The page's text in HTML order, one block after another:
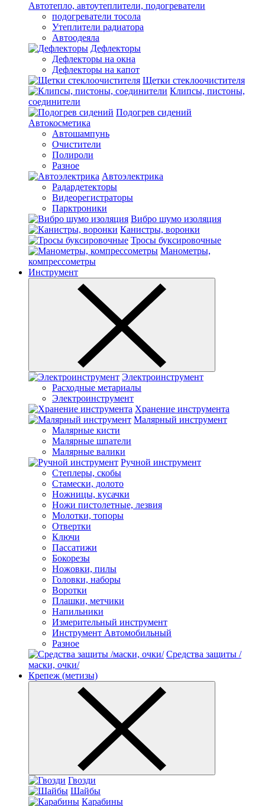
Автотепло, автоутеплители, подогреватели
подогреватели тосола
Утеплители радиатора
Автоодеяла
Дефлекторы
Дефлекторы на окна
Дефлекторы на капот
Щетки стеклоочистителя
Клипсы, пистоны,
соединители
Подогрев сидений
Автокосметика
Автошампунь
Очистители
Полироли
Разное
Автоэлектрика
Радардетекторы
Видеорегистраторы
Парктроники
Вибро шумо изоляция
Канистры, воронки
Тросы буксировочные
Манометры,
компрессометры
Инструмент
Электроинструмент
Расходные метариалы
Электроинструмент
Хранение инструмента
Малярный инструмент
Малярные кисти
Малярные шпатели
Малярные валики
Ручной инструмент
Степлеры, скобы
Стамески, долото
Ножницы, кусачки
Ножи пистолетные, лезвия
Молотки, топоры
Отвертки
Ключи
Пассатижи
Бокорезы
Ножовки, пилы
Головки, наборы
Воротки
Плашки, метчики
Напильники
Измерительный инструмент
Инструмент Автомобильный
Разное
Средства защиты /
маски, очки/
Крепеж (метизы)
Гвозди
Шайбы
Карабины